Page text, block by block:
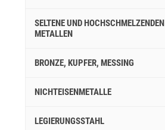
SELTENE UND HOCHSCHMELZENDEN
METALLEN
BRONZE, KUPFER, MESSING
NICHTEISENMETALLE
LEGIERUNGSSTAHL